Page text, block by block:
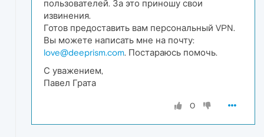
пользователей. За это приношу свои
извинения.
Готов предоставить вам персональный VPN.
Вы можете написать мне на почту:
love@deeprism.com. Постараюсь помочь.
С уважением,
Павел Грата
0